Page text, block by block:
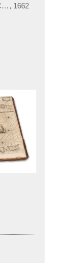
de la mer,
, 1662